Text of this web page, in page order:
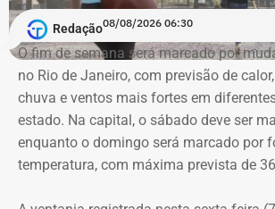
nomeado na prefeitura, dessa vez, na
Municipal de Assistência Social e
E com data retroativa: valendo a partir
Redação08/08/2026 06:30
O fim de semana será marcado por
no Rio de Janeiro, com previsão de
chuva e ventos mais fortes em
estado. Na capital, o sábado deve ser
enquanto o domingo será marcado por
temperatura, com máxima prevista de